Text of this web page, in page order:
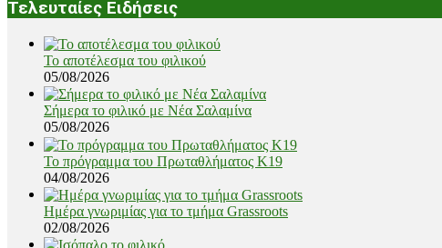
Τελευταίες Ειδήσεις
Το αποτέλεσμα του φιλικού
05/08/2026
Σήμερα το φιλικό με Νέα Σαλαμίνα
05/08/2026
Το πρόγραμμα του Πρωταθλήματος Κ19
04/08/2026
Ημέρα γνωριμίας για το τμήμα Grassroots
02/08/2026